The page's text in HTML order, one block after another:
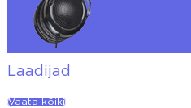
Laadijad
Vaata kõiki